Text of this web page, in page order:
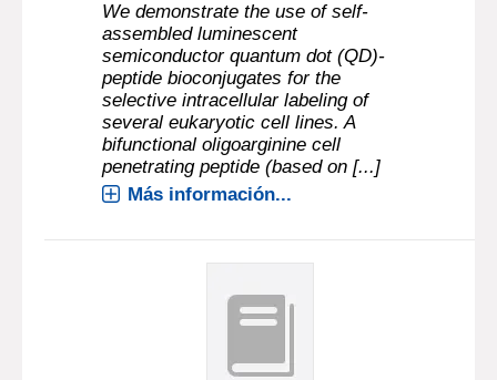
We demonstrate the use of self-
assembled luminescent
semiconductor quantum dot (QD)-
peptide bioconjugates for the
selective intracellular labeling of
several eukaryotic cell lines. A
bifunctional oligoarginine cell
penetrating peptide (based on [...]
Más información...